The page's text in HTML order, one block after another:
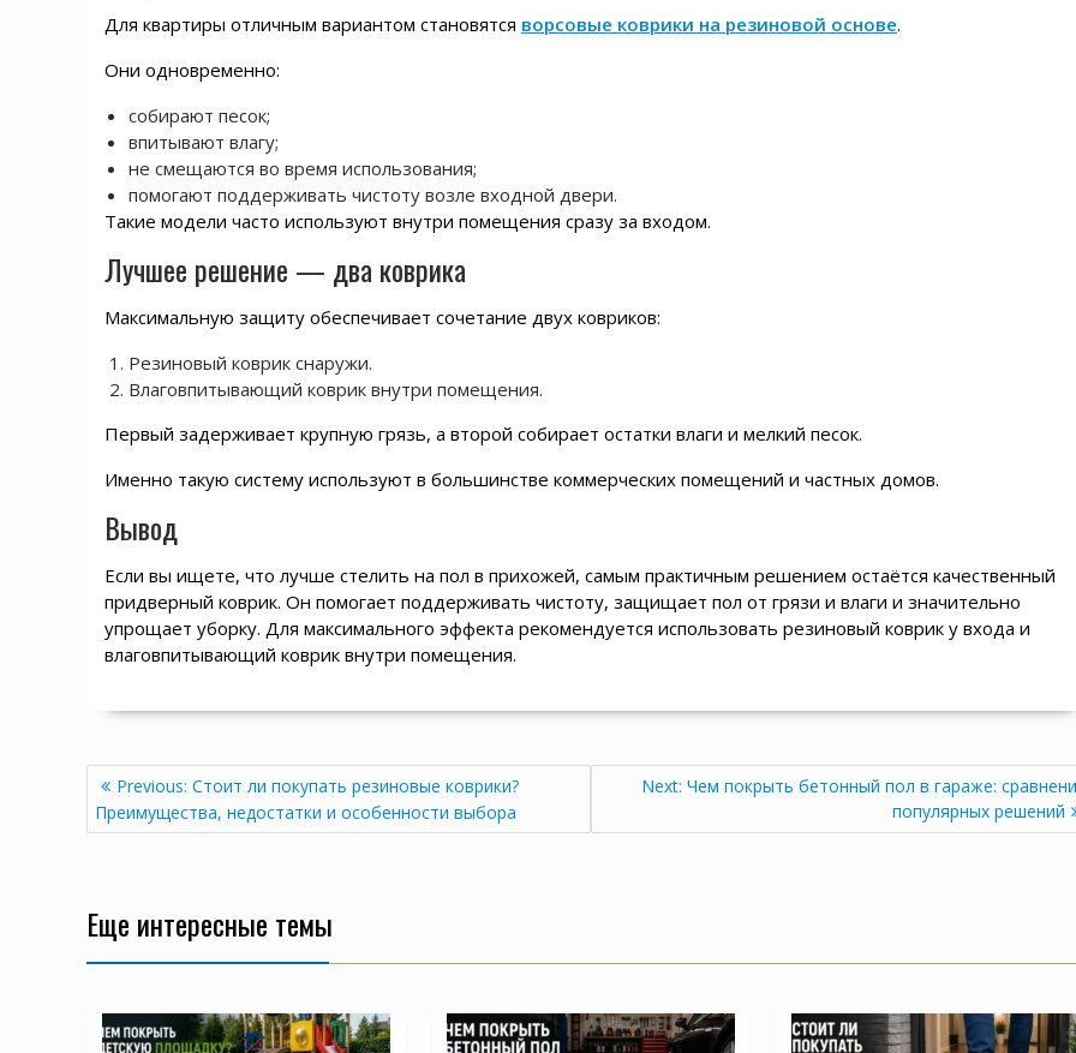
Для квартиры отличным вариантом становятся ворсовые коврики на резиновой основе.
Они одновременно:
собирают песок;
впитывают влагу;
не смещаются во время использования;
помогают поддерживать чистоту возле входной двери.
Такие модели часто используют внутри помещения сразу за входом.
Лучшее решение — два коврика
Максимальную защиту обеспечивает сочетание двух ковриков:
Резиновый коврик снаружи.
Влаговпитывающий коврик внутри помещения.
Первый задерживает крупную грязь, а второй собирает остатки влаги и мелкий песок.
Именно такую систему используют в большинстве коммерческих помещений и частных домов.
Вывод
Если вы ищете, что лучше стелить на пол в прихожей, самым практичным решением остаётся качественный
придверный коврик. Он помогает поддерживать чистоту, защищает пол от грязи и влаги и значительно
упрощает уборку. Для максимального эффекта рекомендуется использовать резиновый коврик у входа и
влаговпитывающий коврик внутри помещения.
Навигация
по
записям
Previous: Previous
post:
Стоит ли покупать резиновые коврики?
Преимущества, недостатки и особенности выбора
Next: Next
Чем покрыть бетонный пол в гараже:
популярных решений
Еще интересные темы